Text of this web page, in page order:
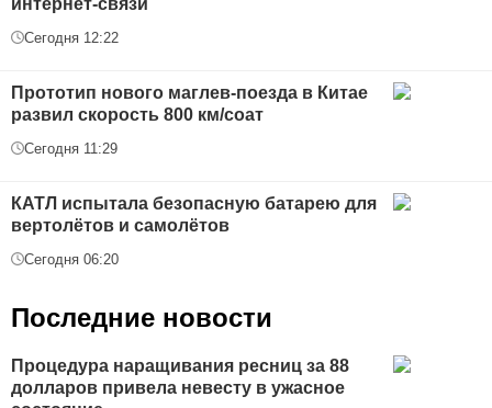
Сегодня 12:22
Прототип нового маглев-поезда в Китае
развил скорость 800 км/соат
Сегодня 11:29
КАТЛ испытала безопасную батарею для
вертолётов и самолётов
Сегодня 06:20
Последние новости
Процедура наращивания ресниц за 88
долларов привела невесту в ужасное